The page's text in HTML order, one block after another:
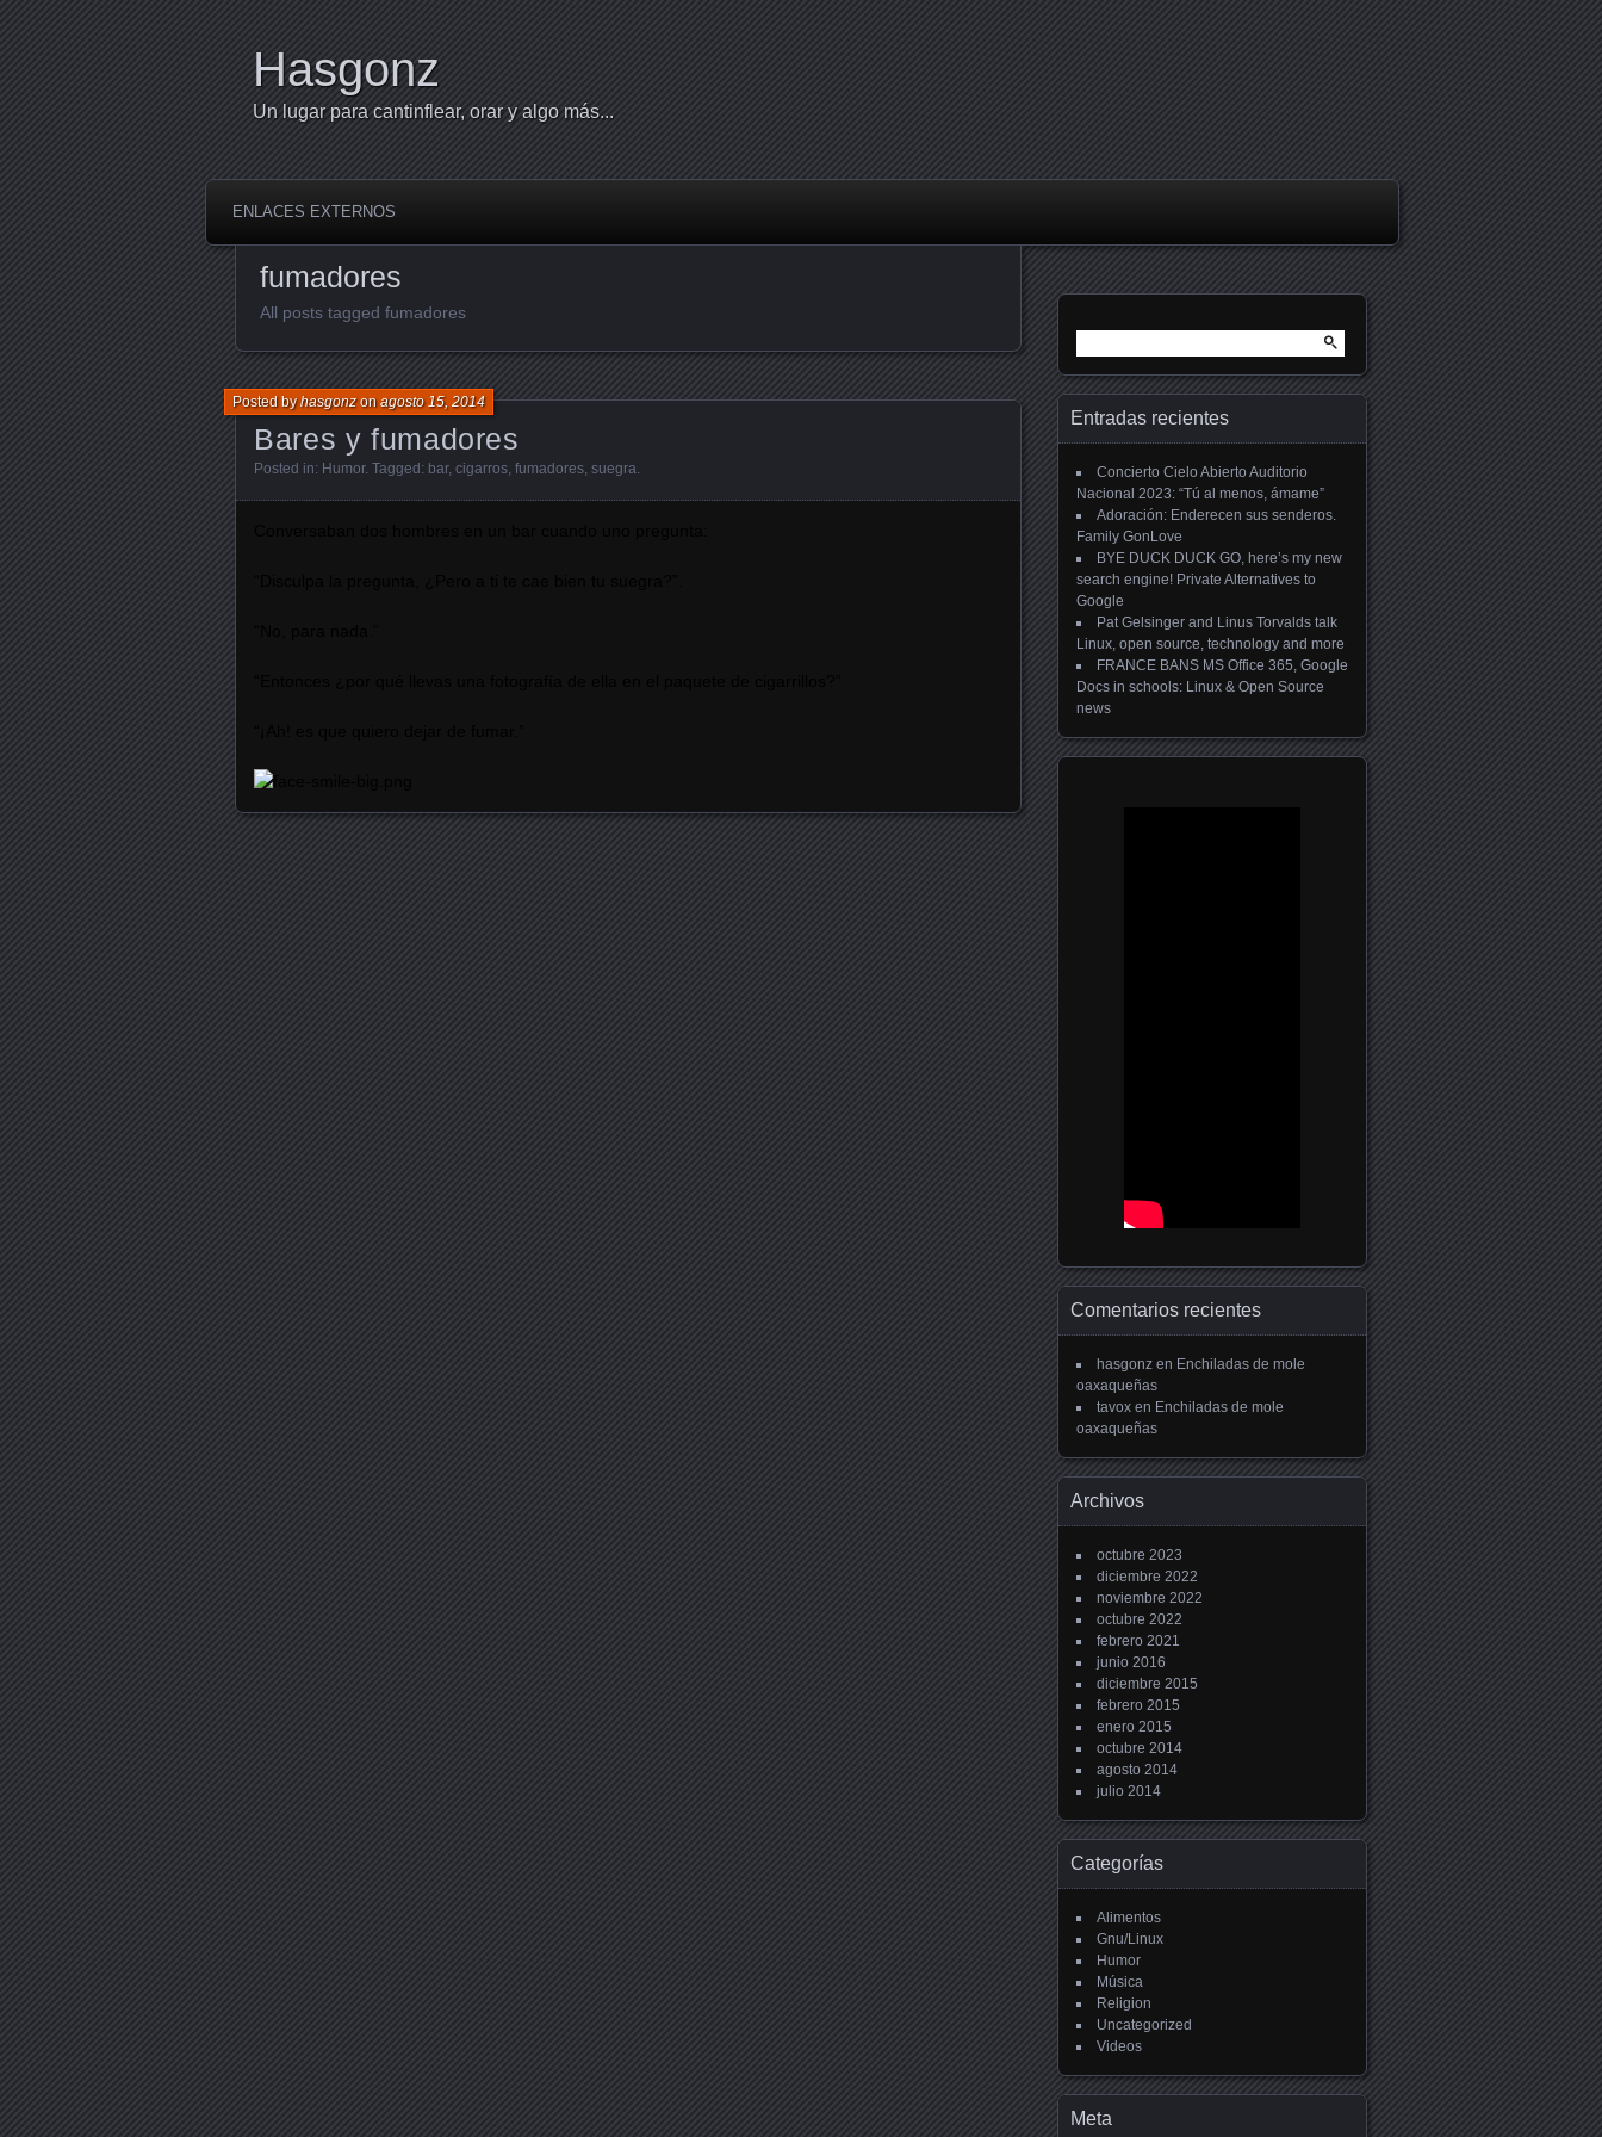
Hasgonz
Un lugar para cantinflear, orar y algo más...
ENLACES EXTERNOS
fumadores
All posts tagged fumadores
Bares y fumadores
Posted byhasgonzonagosto 15, 2014
Posted in: Humor. Tagged: bar, cigarros fumadores suegra
Entradas recientes
Concierto Cielo Abierto Auditorio
Nacional 2023: “Tú al menos, ámame”
Adoración: Enderecen sus senderos.
Family GonLove
BYE DUCK DUCK GO, here’s my new
search engine! Private Alternatives to
Google
Pat Gelsinger and Linus Torvalds talk
Linux, open source, technology and more
FRANCE BANS MS Office 365, Google
Docs in schools: Linux & Open Source
news
Comentarios recientes
hasgonz en Enchiladas de mole
oaxaqueñas
tavox en Enchiladas de mole
oaxaqueñas
Archivos
octubre 2023
diciembre 2022
noviembre 2022
octubre 2022
febrero 2021
junio 2016
diciembre 2015
febrero 2015
enero 2015
octubre 2014
agosto 2014
julio 2014
Categorías
Alimentos
Gnu/Linux
Humor
Música
Religion
Uncategorized
Videos
Meta